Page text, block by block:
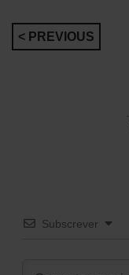
Navegação
< PREVIOUS
Subscrever